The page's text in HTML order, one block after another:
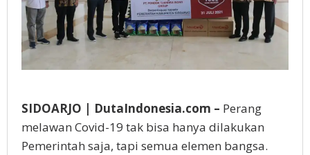
SIDOARJO | DutaIndonesia.com – Perang
melawan Covid-19 tak bisa hanya dilakukan
Pemerintah saja, tapi semua elemen bangsa.